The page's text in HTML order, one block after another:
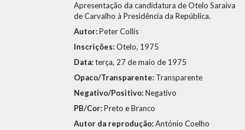
Apresentação da candidatura de Otelo Saraiva
de Carvalho à Presidência da República.
Autor:Peter Collis
Inscrições:Otelo, 1975
Data:terça, 27 de maio de 1975
Opaco/Transparente: Transparente
Negativo/Positivo:Negativo
PB/Cor:Preto e Branco
Autor da reprodução:António Coelho